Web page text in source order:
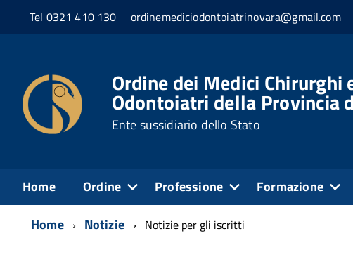
Tel 0321 410 130 ordinemediciodontoiatrinovara@gmail.com
Ordine dei Medici Chirurghi
Odontoiatri della Provincia
Ente sussidiario dello Stato
Home Ordine Professione Formazione
Home Notizie Notizie per gli iscritti